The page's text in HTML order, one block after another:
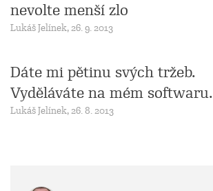
nevolte menší zlo
Lukáš Jelínek, 26. 9. 2013
Dáte mi pětinu svých tržeb.
Vyděláváte na mém softwaru.
Lukáš Jelínek, 26. 8. 2013